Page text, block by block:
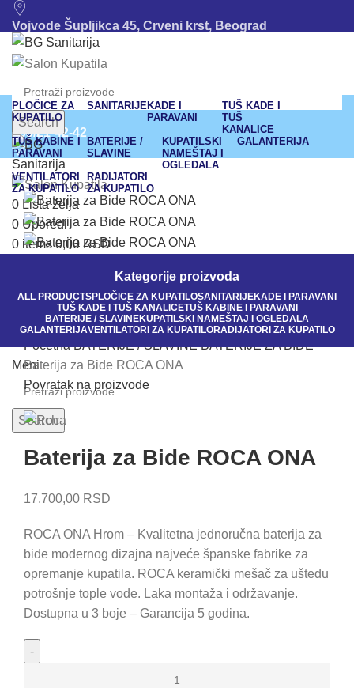
Vojvode Šupljikca 45, Crveni krst, Beograd
011/380-80-12
011/245-42-43
063/21-42-42
bgsanitarija@gmail.com
011 245-42-43
063/21-42-42
Search
PLOČICE ZA
KUPATILO
SANITARIJEKADE I
PARAVANI
TUŠ KADE I
TUŠ
KANALICE
TUŠ KABINE I
PARAVANI
BATERIJE /
SLAVINE
KUPATILSKI
NAMEŠTAJ I
OGLEDALA
GALANTERIJA
VENTILATORI
ZA KUPATILO
RADIJATORI
ZA KUPATILO
0 Lista želja
0 Uporedi
0 items 0,00 RSD
Kategorije proizvoda
ALL PRODUCTSPLOČICE ZA KUPATILOSANITARIJEKADE I PARAVANI
TUŠ KADE I TUŠ KANALICETUŠ KABINE I PARAVANI
BATERIJE / SLAVINEKUPATILSKI NAMEŠTAJ I OGLEDALA
GALANTERIJAVENTILATORI ZA KUPATILORADIJATORI ZA KUPATILO
Meni
Search
PočetnaBATERIJE / SLAVINEBATERIJE ZA BIDE
Baterija za Bide ROCA ONA
Povratak na proizvode
Baterija za Bide ROCA ONA
17.700,00 RSD
ROCA ONA Hrom – Kvalitetna jednoručna baterija za
bide modernog dizajna najveće španske fabrike za
opremanje kupatila. ROCA keramički mešač za uštedu
potrošnje tople vode. Laka montaža i održavanje.
Dostupna u 3 boje – Garancija 5 godina.